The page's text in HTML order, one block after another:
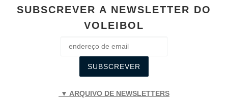
SUBSCREVER A NEWSLETTER DO
VOLEIBOL
▼ ARQUIVO DE NEWSLETTERS